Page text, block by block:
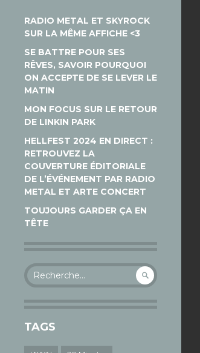
RADIO METAL ET SKYROCK
SUR LA MÊME AFFICHE <3
SE BATTRE POUR SES
RÊVES, SAVOIR POURQUOI
ON ACCEPTE DE SE LEVER LE
MATIN
MON FOCUS SUR LE RETOUR
DE LINKIN PARK
HELLFEST 2024 EN DIRECT :
RETROUVEZ LA
COUVERTURE ÉDITORIALE
DE L’ÉVÉNEMENT PAR RADIO
METAL ET ARTE CONCERT
TOUJOURS GARDER ÇA EN
TÊTE
Rechercher :
TAGS